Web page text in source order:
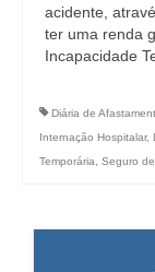
acidente,
ter uma renda
Incapacidade
Diária de
Internação Hospitalar,
Temporária
Seguro